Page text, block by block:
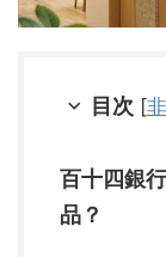
目次 [
百十四銀
品？